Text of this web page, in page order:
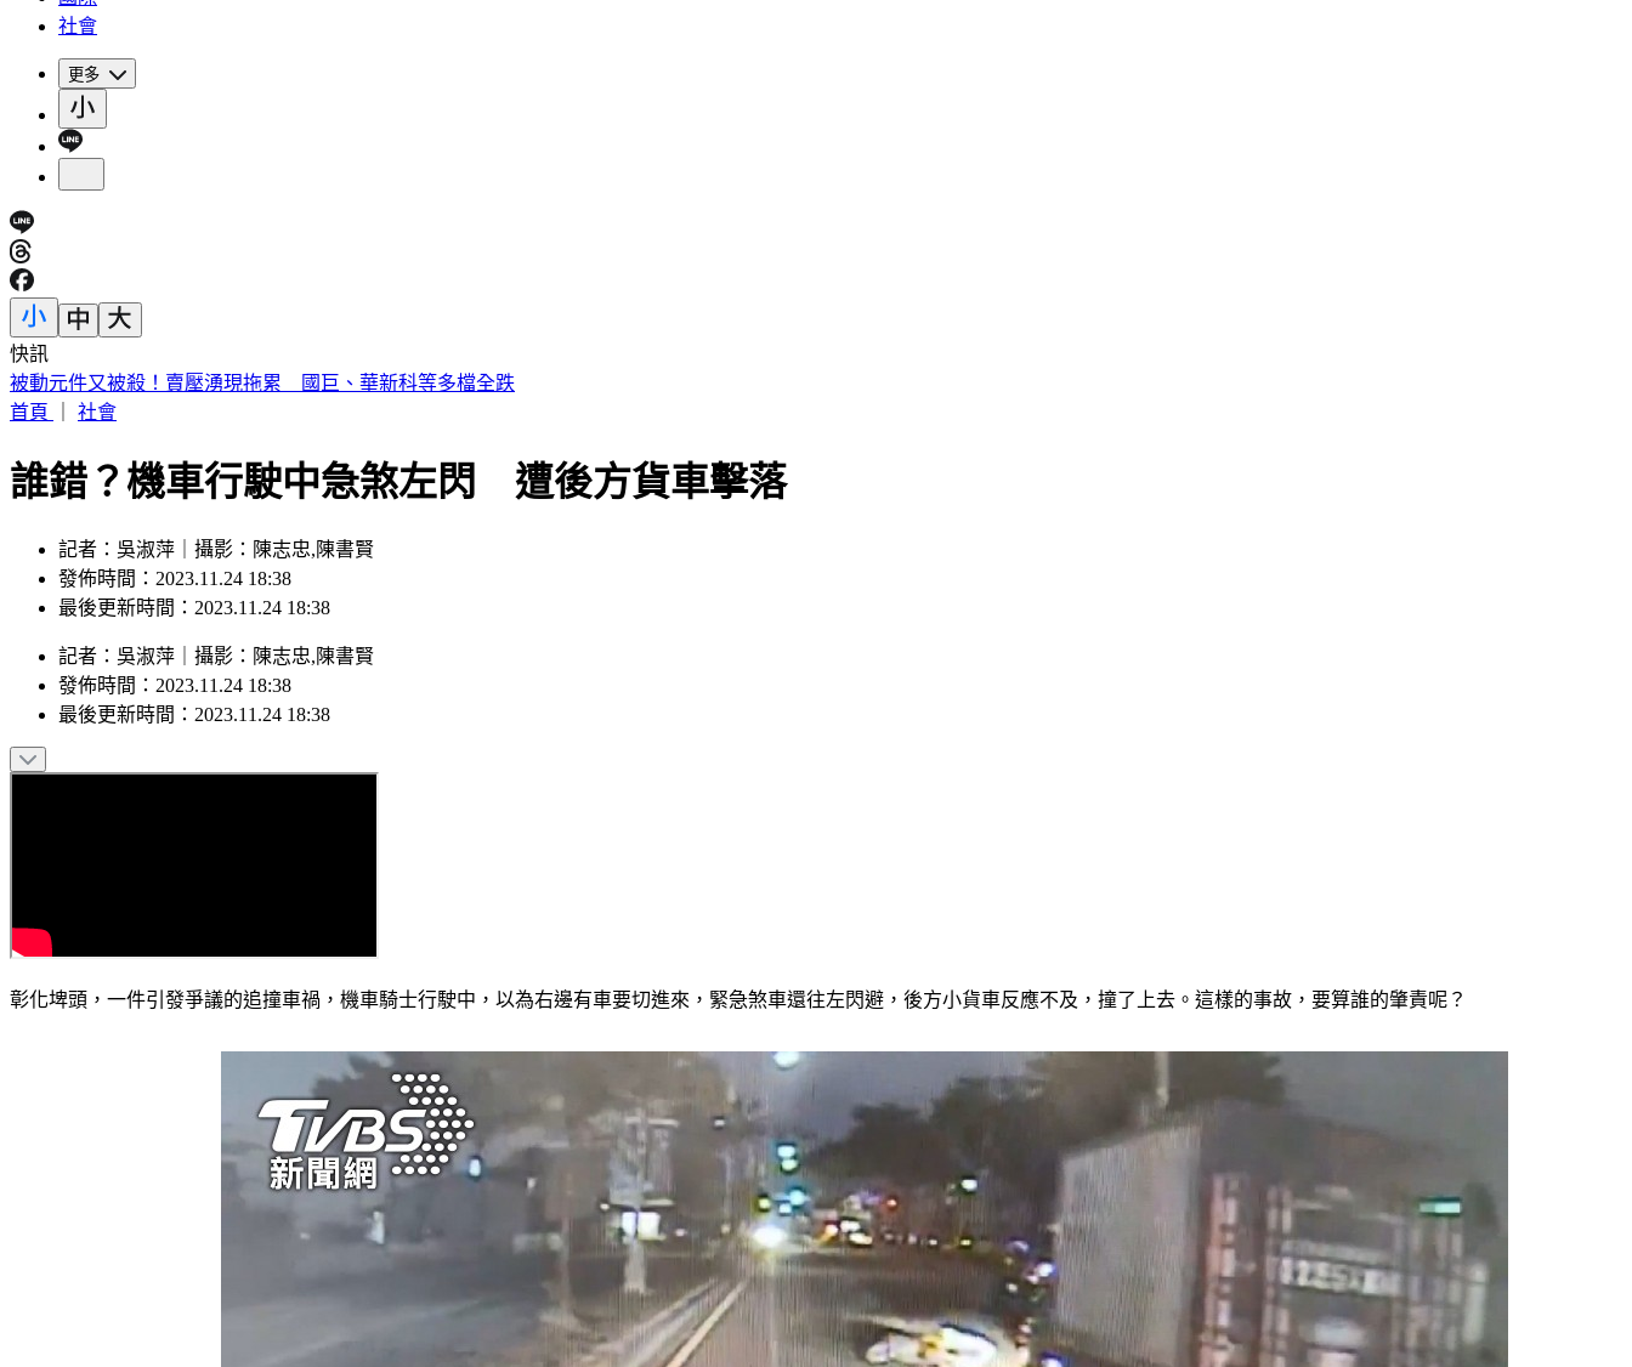
社會
更多
快訊
週五颱風假？白海豚颱風恐削北部陸地 暴風侵襲率又變了
首頁
社會
誰錯？機車行駛中急煞左閃 遭後方貨車擊落
記者：吳淑萍｜攝影：陳志忠,陳書賢
發佈時間：2023.11.24 18:38
最後更新時間：2023.11.24 18:38
記者 ： 吳淑萍 攝影 ： 陳志忠,陳書賢
發佈時間： 2023.11.24 18:38
最後更新時間： 2023.11.24 18:38
彰化埤頭，一件引發爭議的追撞車禍，機車騎士行駛中，以為右邊有車要切進來，緊急煞車還往左閃避，後方小貨車反應不及，撞了上去。這樣的事故，要算誰的肇責呢？